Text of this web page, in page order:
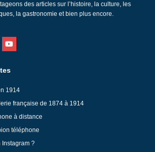
des articles sur l’histoire, la culture, les
la gastronomie et bien plus encore.
1914
française de 1874 à 1914
à distance
téléphone
Instagram ?